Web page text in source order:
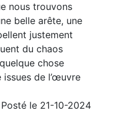
nous trouvons
belle arête, une
justement
du chaos
chose
de l’œuvre
Posté le 21-10-2024